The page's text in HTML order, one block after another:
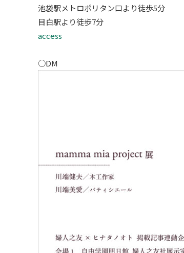
池袋駅メトロポリタン口より徒歩5分
目白駅より徒歩7分
access
○DM